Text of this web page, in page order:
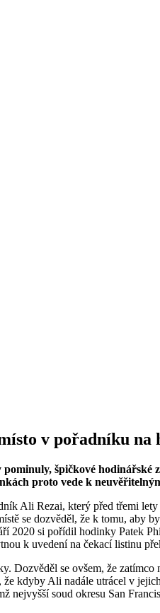
v pořadníku na
pominuly, špičkové
proto vede k
Ali Rezai, který před třemi
se dozvěděl, že k tomu, aby
2020 si pořídil hodinky Patek
k uvedení na čekací listinu
Dozvěděl se ovšem, že
kdyby Ali nadále utrácel v
nejvyšší soud okresu San